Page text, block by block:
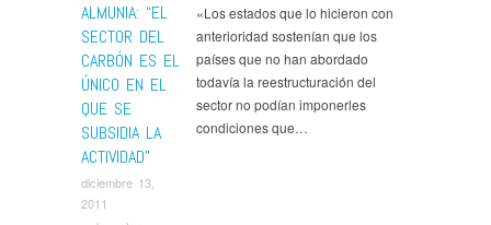
ALMUNIA: “EL
SECTOR DEL
CARBÓN ES EL
ÚNICO EN EL
QUE SE
SUBSIDIA LA
ACTIVIDAD”
diciembre 13,
2011
«Los estados que lo hicieron con
anterioridad sostenían que los
países que no han abordado
todavía la reestructuración del
sector no podían imponerles
condiciones que…